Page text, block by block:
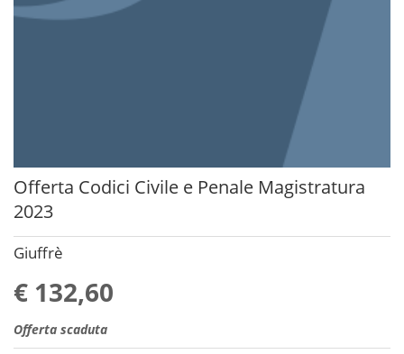
Offerta Codici Civile e Penale Magistratura
2023
Giuffrè
€ 132,60
Offerta scaduta